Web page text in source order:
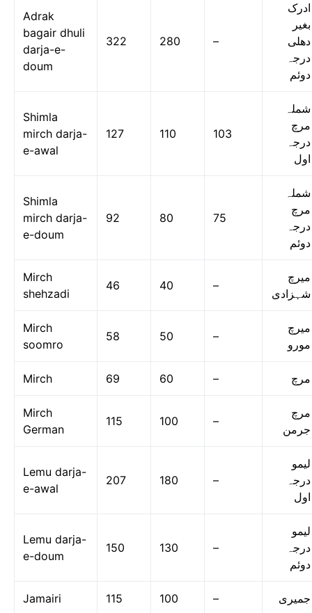
Adrak
bagair dhuli
darja-e-
doum
322 280 –
ادرک
بغیر
دھلی
درجہ
دوئم
Shimla
mirch darja-
e-awal
127 110 103
شملہ
مرچ
درجہ
اول
Shimla
mirch darja-
e-doum
92 80 75
شملہ
مرچ
درجہ
دوئم
Mirch
shehzadi
46 40 –
میرچ
شہزادی
Mirch
soomro
58 50 –
میرچ
مورو
Mirch 69 60 – مرچ
Mirch
German
115 100 –
مرچ
جرمن
Lemu darja-
e-awal
207 180 –
لیمو
درجہ
اول
Lemu darja-
e-doum
150 130 –
لیمو
درجہ
دوئم
Jamairi 115 100 – جمیری